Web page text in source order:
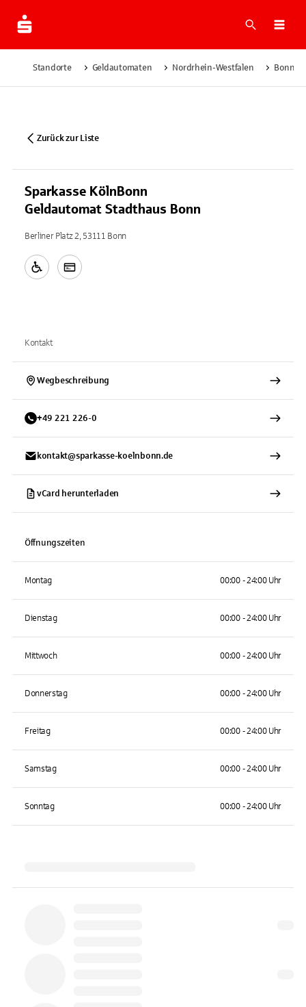
Suche
Standorte Geldautomaten Nordrhein-Westfalen Bonn
Zurück zur Liste
Sparkasse KölnBonn
Geldautomat Stadthaus Bonn
Berliner Platz 2, 53111 Bonn
Kontakt
Wegbeschreibung
+49 221 226-0
kontakt@sparkasse-koelnbonn.de
vCard herunterladen
Öffnungszeiten
Montag 00:00 - 24:00 Uhr
Dienstag 00:00 - 24:00 Uhr
Mittwoch 00:00 - 24:00 Uhr
Donnerstag 00:00 - 24:00 Uhr
Freitag 00:00 - 24:00 Uhr
Samstag 00:00 - 24:00 Uhr
Sonntag 00:00 - 24:00 Uhr